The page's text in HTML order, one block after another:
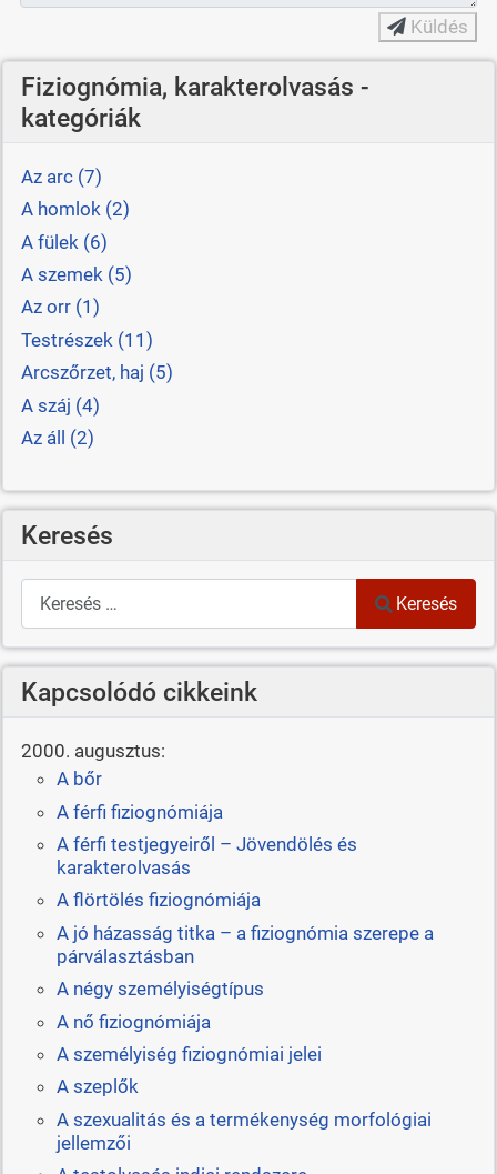
Küldés
Fiziognómia, karakterolvasás -
kategóriák
Az arc (7)
A homlok (2)
A fülek (6)
A szemek (5)
Az orr (1)
Testrészek (11)
Arcszőrzet, haj (5)
A száj (4)
Az áll (2)
Keresés
Keresés
Keresés
Kapcsolódó cikkeink
2000. augusztus:
A bőr
A férfi fiziognómiája
A férfi testjegyeiről – Jövendölés és
karakterolvasás
A flörtölés fiziognómiája
A jó házasság titka – a fiziognómia szerepe a
párválasztásban
A négy személyiségtípus
A nő fiziognómiája
A személyiség fiziognómiai jelei
A szeplők
A szexualitás és a termékenység morfológiai
jellemzői